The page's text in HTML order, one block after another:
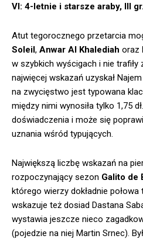
VI: 4-letnie i starsze araby, III
Atut tegorocznego przetarcia
Soleil, Anwar Al Khalediah oraz
w szybkich wyścigach i nie
najwięcej wskazań uzyskał
na zwycięstwo jest typowana
między nimi wynosiła tylko 1,75
doświadczenia i może się
uznania wśród typujących.
Największą liczbę wskazań na
rozpoczynający sezon Galito de
którego wierzy dokładnie połowa
wskazuje też dosiad Dastana
wystawia jeszcze nieco
(pojedzie na niej Martin Srnec).